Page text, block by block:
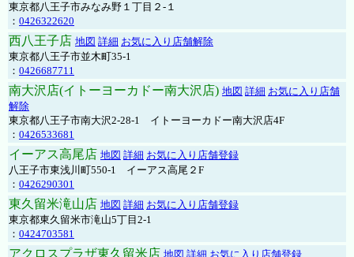
東京都八王子市みなみ野１丁目２-１
： 0426322620
西八王子店 地図 詳細 お気に入り店舗解除
東京都八王子市並木町35-1
： 0426687711
南大沢店(イトーヨーカドー南大沢店) 地図 詳細 お気に入り店舗
解除
東京都八王子市南大沢2-28-1 イトーヨーカドー南大沢店4F
： 0426533681
イーアス高尾店 地図 詳細 お気に入り店舗登録
八王子市東浅川町550-1 イーアス高尾２F
： 0426290301
東久留米滝山店 地図 詳細 お気に入り店舗登録
東京都東久留米市滝山5丁目2-1
： 0424703581
アクロスプラザ東久留米店 地図 詳細 お気に入り店舗登録